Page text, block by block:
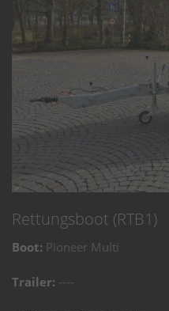
Rettungsboot (RTB1)
Boot: Pioneer Multi
Trailer: ----